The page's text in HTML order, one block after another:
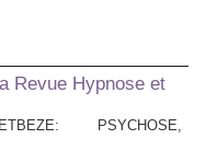
Revue Hypnose et
PSYCHOSE,